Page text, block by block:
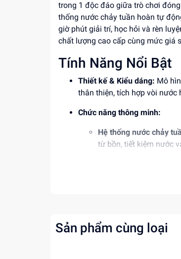
trong 1 độc đáo giữa trò chơi
thống nước chảy tuần hoàn tự
giờ phút giải trí, học hỏi và rèn
chất lượng cao cấp cùng mức giá
Tính Năng Nổi Bật
Thiết kế & Kiểu dáng: Mô
thân thiện, tích hợp vòi nước
Chức năng thông minh:
Hệ thống nước chảy
từ bồn, tiết kiệm nước
Kết hợp trò chơi câu
chuyên dụng để bé
Chất liệu an toàn:Sản xuất
Sản phẩm cùng loại